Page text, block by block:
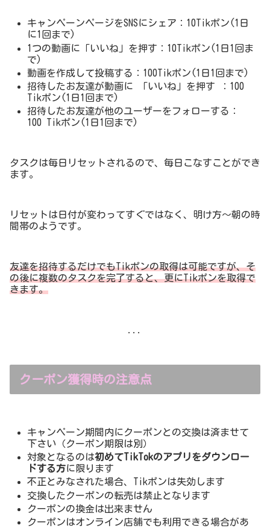
キャンペーンページをSNSにシェア：10Tikポン(1日
に1回まで)
1つの動画に「いいね」を押す：10Tikポン(1日1回ま
で)
動画を作成して投稿する：100Tikポン(1日1回まで)
招待したお友達が動画に 「いいね」を押す ：100
Tikポン(1日1回まで)
招待したお友達が他のユーザーをフォローする：
100 Tikポン(1日1回まで)
タスクは毎日リセットされるので、毎日こなすことができ
ます。
リセットは日付が変わってすぐではなく、明け方〜朝の時
間帯のようです。
友達を招待するだけでもTikポンの取得は可能ですが、そ
の後に複数のタスクを完了すると、更にTikポンを取得で
きます。
クーポン獲得時の注意点
キャンペーン期間内にクーポンとの交換は済ませて
下さい（クーポン期限は別）
対象となるのは初めてTikTokのアプリをダウンロー
ドする方に限ります
不正とみなされた場合、Tikポンは失効します
交換したクーポンの転売は禁止となります
クーポンの換金は出来ません
クーポンはオンライン店舗でも利用できる場合があ